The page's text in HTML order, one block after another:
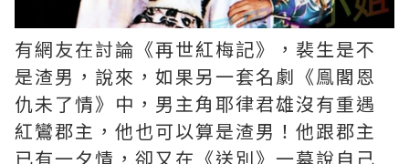
有網友在討論《再世紅梅記》，裴生是不
是渣男，說來，如果另一套名劇《鳯閣恩
仇未了情》中，男主角耶律君雄沒有重遇
紅鸞郡主，他也可以算是渣男！他跟郡主
已有一夕情，卻又在《送別》一幕說自己